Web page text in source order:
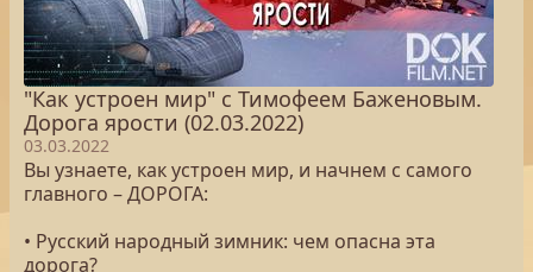
"Как устроен мир" с Тимофеем Баженовым.
Дорога ярости (02.03.2022)
03.03.2022
Вы узнаете, как устроен мир, и начнем с самого
главного – ДОРОГА:
• Русский народный зимник: чем опасна эта
дорога?